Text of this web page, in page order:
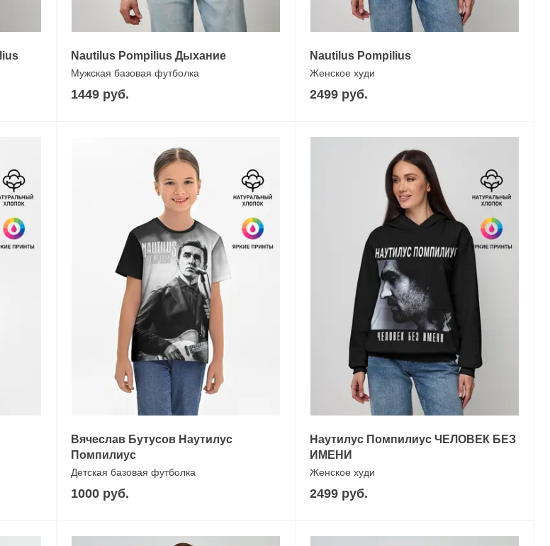
Nautilus Pompilius Дыхание
Мужская базовая футболка
1449 руб.
Nautilus Pompilius
Женское худи
2499 руб.
Вячеслав Бутусов Наутилус
Помпилиус
Детская базовая футболка
1000 руб.
Наутилус Помпилиус ЧЕЛОВЕК БЕЗ
ИМЕНИ
Женское худи
2499 руб.